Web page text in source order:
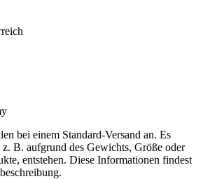
bei einem Standard-Versand an. Es
B. aufgrund des Gewichts, Größe oder
entstehen. Diese Informationen findest